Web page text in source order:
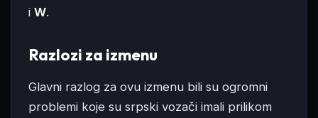
i W.
Razlozi za izmenu
Glavni razlog za ovu izmenu bili su ogromni
problemi koje su srpski vozači imali prilikom